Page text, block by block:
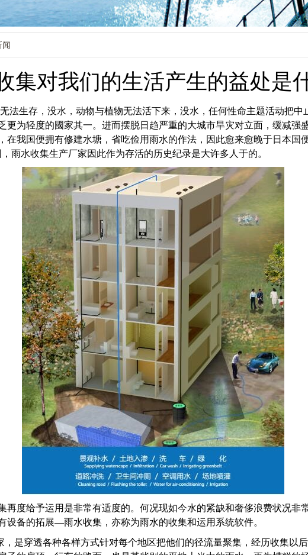
闻
集对我们的生活产生的益处是
法生存，没水，动物与植物无法活下来，没水，任何性命主题活动把中
更为轻度的國家其一。进而摆脱日趋严重的大城市旱灾对立面，缓减强
在我国便拥有修建水塘，省吃俭用雨水的作法，因此愈来愈晚于日本国
雨水收集生产厂家因此作为存活的历史纪录是大许多人于的。
再度给予运用是非常有适度的。何况现如今水的紧缺和奢侈浪费状况非
设备的拓展—雨水收集，亦称为雨水的收集和运用系统软件。
，是穿透各种各样方式针对每个地区把他们的径流量聚集，经历收集以